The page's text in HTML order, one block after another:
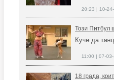
20:23 | 10-
Този Питбул
Куче да
11:00 | 07-
18 града,